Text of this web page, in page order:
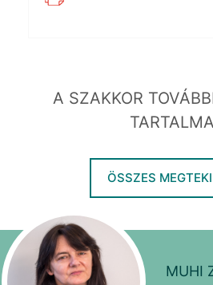
A SZAKKOR
ÖSSZES
MUHI